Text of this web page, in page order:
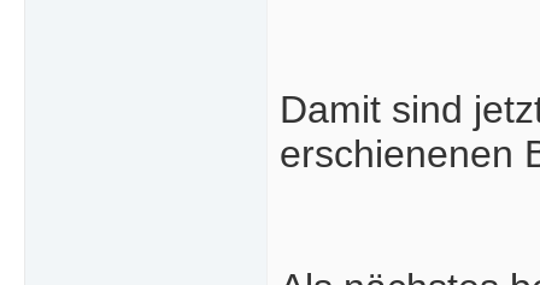
Damit sind
erschienenen